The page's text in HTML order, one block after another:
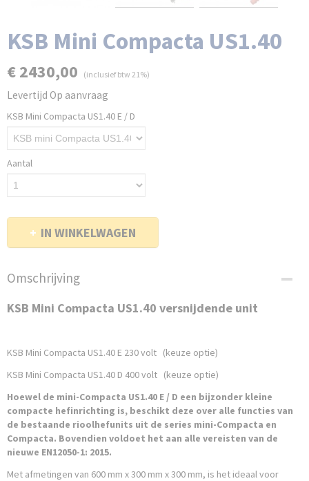
KSB Mini Compacta US1.40
€ 2430,00 (inclusief btw 21%)
Levertijd Op aanvraag
KSB Mini Compacta US1.40 E / D
Aantal
IN WINKELWAGEN
Omschrijving
KSB Mini Compacta US1.40 versnijdende unit
KSB Mini Compacta US1.40 E 230 volt (keuze optie)
KSB Mini Compacta US1.40 D 400 volt (keuze optie)
Hoewel de mini-Compacta US1.40 E / D een bijzonder kleine
compacte hefinrichting is, beschikt deze over alle functies van
de bestaande rioolhefunits uit de series mini-Compacta en
Compacta. Bovendien voldoet het aan alle vereisten van de
nieuwe EN12050-1: 2015.
Met afmetingen van 600 mm x 300 mm x 300 mm, is het ideaal voor